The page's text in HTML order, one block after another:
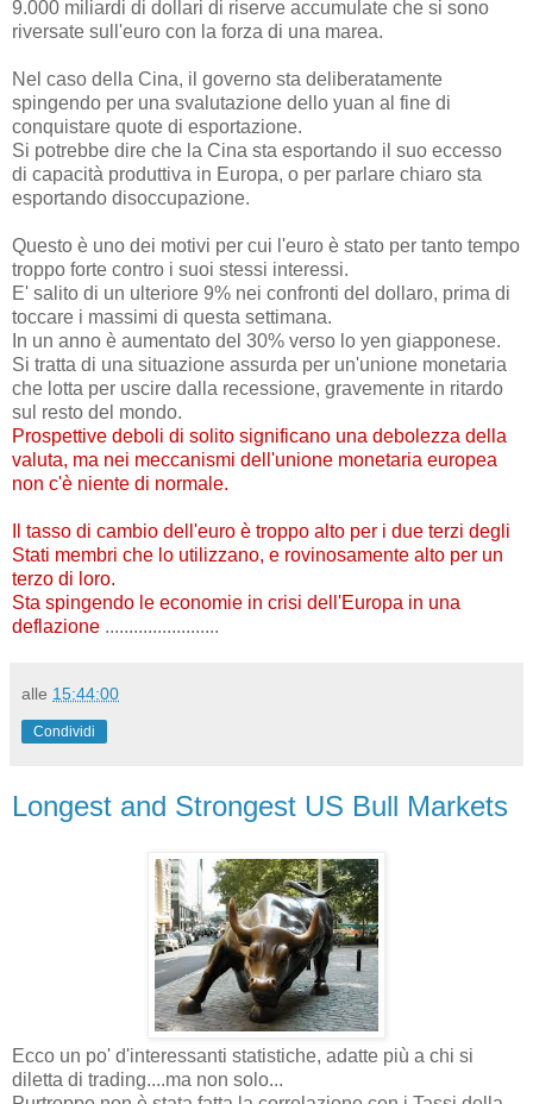
9.000 miliardi di dollari di riserve accumulate che si sono
riversate sull'euro con la forza di una marea.
Nel caso della Cina, il governo sta deliberatamente
spingendo per una svalutazione dello yuan al fine di
conquistare quote di esportazione.
Si potrebbe dire che la Cina sta esportando il suo eccesso
di capacità produttiva in Europa, o per parlare chiaro sta
esportando disoccupazione.
Questo è uno dei motivi per cui l'euro è stato per tanto tempo
troppo forte contro i suoi stessi interessi.
E' salito di un ulteriore 9% nei confronti del dollaro, prima di
toccare i massimi di questa settimana.
In un anno è aumentato del 30% verso lo yen giapponese.
Si tratta di una situazione assurda per un'unione monetaria
che lotta per uscire dalla recessione, gravemente in ritardo
sul resto del mondo.
Prospettive deboli di solito significano una debolezza della
valuta, ma nei meccanismi dell'unione monetaria europea
non c'è niente di normale.
Il tasso di cambio dell'euro è troppo alto per i due terzi degli
Stati membri che lo utilizzano, e rovinosamente alto per un
terzo di loro.
Sta spingendo le economie in crisi dell'Europa in una
deflazione ........................
alle 15:44:00
Condividi
Longest and Strongest US Bull Markets
Ecco un po' d'interessanti statistiche, adatte più a chi si
diletta di trading....ma non solo...